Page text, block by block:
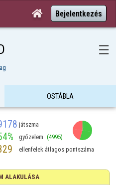
 Bejelentkezés
☰
OSTÁBLA
játszma
győzelem (4995)
ellenfelek átlagos pontszáma
ALAKULÁSA